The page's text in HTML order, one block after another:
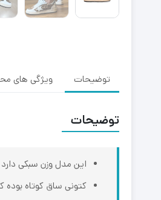
توضیحات ویژگی های
توضیحات
این مدل وزن سبکی
کتونی ساق کوتاه